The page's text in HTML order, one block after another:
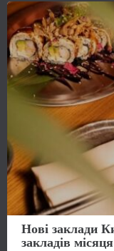
Нові заклади
закладів